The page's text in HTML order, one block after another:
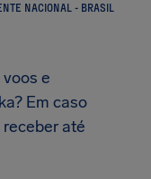
NACIONAL - BRASIL
e
Em caso
até